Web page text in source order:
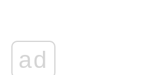
ad